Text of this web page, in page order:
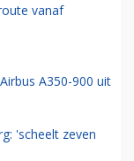
vanaf
A350-900 uit
'scheelt zeven